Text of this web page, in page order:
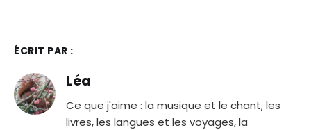
ÉCRIT PAR :
Léa
Ce que j'aime : la musique et le chant, les
livres, les langues et les voyages, la